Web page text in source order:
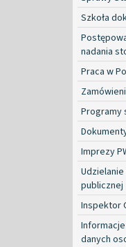
Szkoła
nadania
Praca w
Programy
Imprezy
publicznej
Inspektor
danych